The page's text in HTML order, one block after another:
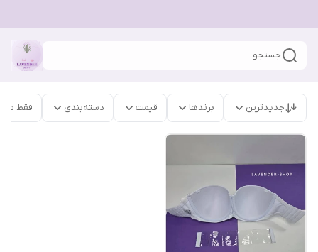
جستجو
جدیدترین برندها قیمت دسته‌بندی فقط